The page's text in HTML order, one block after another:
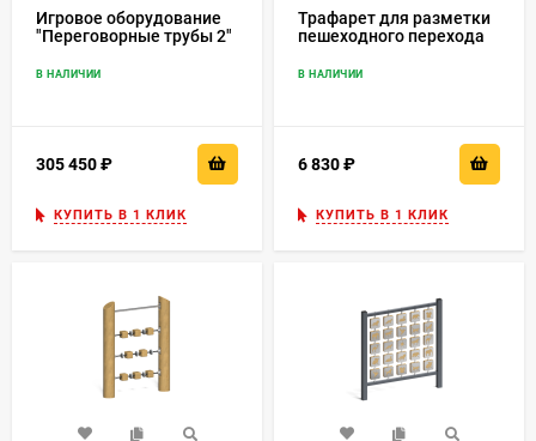
Игровое оборудование
"Переговорные трубы 2"
В НАЛИЧИИ
305 450
КУПИТЬ В 1 КЛИК
Трафарет для разметки
пешеходного перехода
В НАЛИЧИИ
6 830
КУПИТЬ В 1 КЛИК